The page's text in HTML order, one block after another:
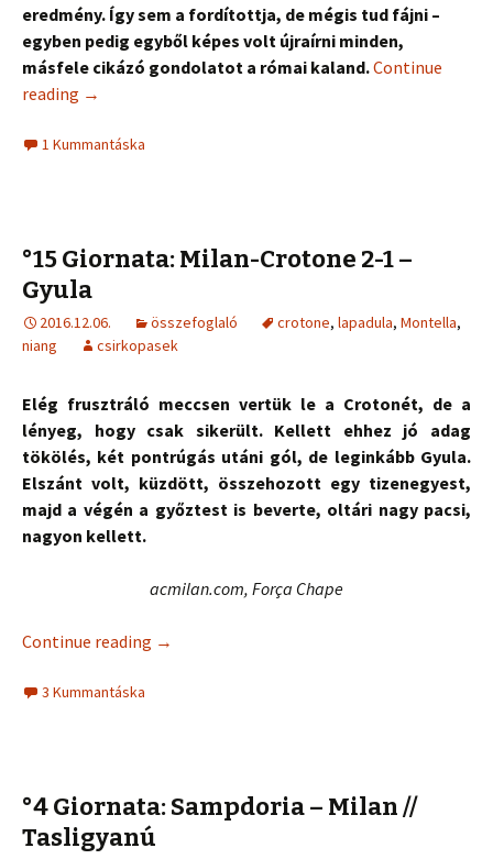
eredmény. Így sem a fordítottja, de mégis tud fájni –
egyben pedig egyből képes volt újraírni minden,
másfele cikázó gondolatot a római kaland.Continue
reading →
1 Kummantáska
°15 Giornata: Milan-Crotone 2-1 –
Gyula
2016.12.06. összefoglaló crotone, lapadula, Montella,
niang
csirkopasek
Elég frusztráló meccsen vertük le a Crotonét, de a
lényeg, hogy csak sikerült. Kellett ehhez jó adag
tökölés, két pontrúgás utáni gól, de leginkább Gyula.
Elszánt volt, küzdött, összehozott egy tizenegyest,
majd a végén a győztest is beverte, oltári nagy pacsi,
nagyon kellett.
acmilan.com, Força Chape
Continue reading →
3 Kummantáska
°4 Giornata: Sampdoria – Milan //
Tasligyanú